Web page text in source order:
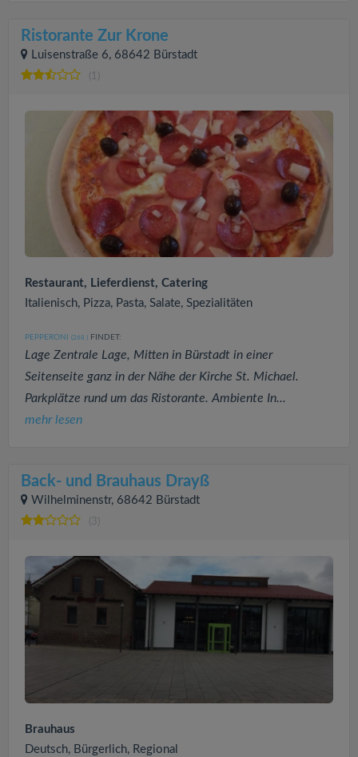
Ristorante Zur Krone
Luisenstraße 6, 68642 Bürstadt
(1)
Restaurant, Lieferdienst, Catering
Italienisch, Pizza, Pasta, Salate, Spezialitäten
PEPPERONI (268 ) FINDET:
Lage Zentrale Lage, Mitten in Bürstadt in einer
Seitenseite ganz in der Nähe der Kirche St. Michael.
Parkplätze rund um das Ristorante. Ambiente In...
mehr lesen
Back- und Brauhaus Drayß
Wilhelminenstr, 68642 Bürstadt
(3)
Brauhaus
Deutsch, Bürgerlich, Regional